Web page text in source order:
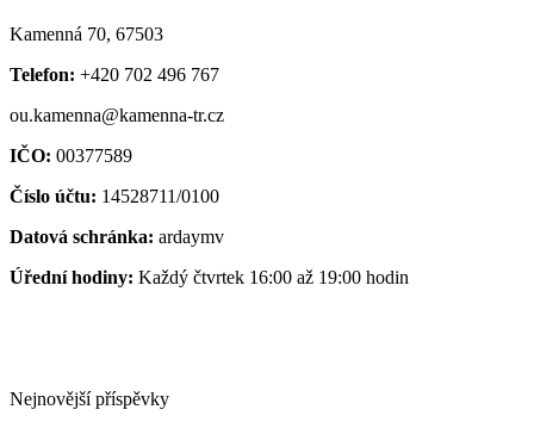
Kamenná 70, 67503
Telefon: +420 702 496 767
ou.kamenna@kamenna-tr.cz
IČO: 00377589
Číslo účtu: 14528711/0100
Datová schránka: ardaymv
Úřední hodiny: Každý čtvrtek 16:00 až 19:00 hodin
Nejnovější příspěvky